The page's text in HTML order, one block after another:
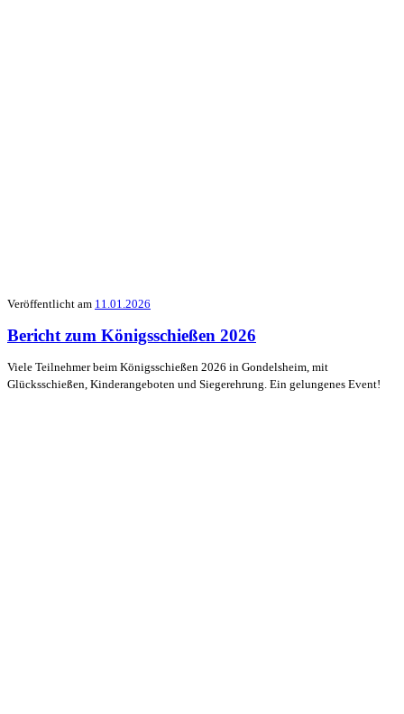
Veröffentlicht am 11.01.2026
Bericht zum Königsschießen 2026
Viele Teilnehmer beim Königsschießen 2026 in Gondelsheim, mit
Glücksschießen, Kinderangeboten und Siegerehrung. Ein gelungenes Event!